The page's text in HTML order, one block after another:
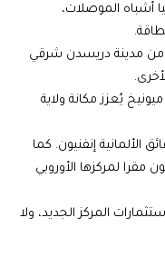
أشباه الموصلات،
من مدينة دريسدن شرقي
يُعزز مكانة ولاية
الألمانية إنفنيون. كما
مقرا لمركزها الأوروبي
المركز الجديد، ولا